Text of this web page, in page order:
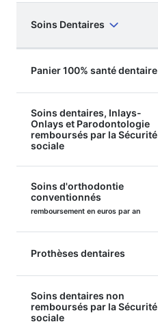
Soins Dentaires
Panier 100% santé dentaire
Soins dentaires, Inlays-
Onlays et Parodontologie
remboursés par la Sécurité
sociale
Soins d'orthodontie
conventionnés
remboursement en euros par an
Prothèses dentaires
Soins dentaires non
remboursés par la Sécurité
sociale